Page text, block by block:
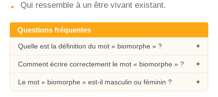
Qui ressemble à un être vivant existant.
Questions fréquentes
Quelle est la définition du mot « biomorphe » ?
Comment écrire correctement le mot « biomorphe » ?
Le mot « biomorphe » est-il masculin ou féminin ?